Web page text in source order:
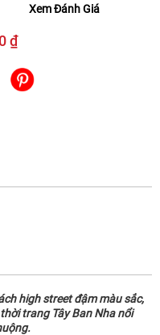
Xem Đánh Giá
₫
high street đậm màu sắc,
trang Tây Ban Nha nổi